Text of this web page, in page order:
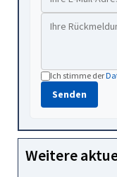
Ich stimme der
Senden
Weitere